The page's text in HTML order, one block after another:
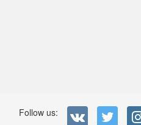
Follow us: